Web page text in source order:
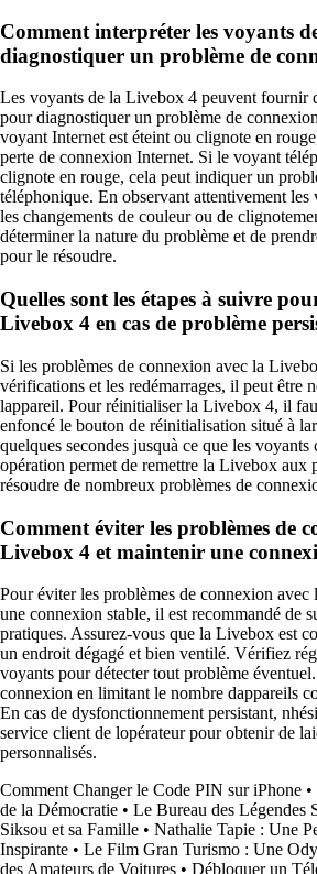
Comment interpréter les voyants
diagnostiquer un problème de
Les voyants de la Livebox 4 peuvent fournir
pour diagnostiquer un problème de
voyant Internet est éteint ou clignote en
perte de connexion Internet. Si le voyant
clignote en rouge, cela peut indiquer un
téléphonique. En observant attentivement
les changements de couleur ou de
déterminer la nature du problème et de
pour le résoudre.
Quelles sont les étapes à suivre
Livebox 4 en cas de problème
Si les problèmes de connexion avec la
vérifications et les redémarrages, il peut être
lappareil. Pour réinitialiser la Livebox 4, il
enfoncé le bouton de réinitialisation situé à
quelques secondes jusquà ce que les
opération permet de remettre la Livebox aux
résoudre de nombreux problèmes de
Comment éviter les problèmes de
Livebox 4 et maintenir une
Pour éviter les problèmes de connexion
une connexion stable, il est recommandé de
pratiques. Assurez-vous que la Livebox est
un endroit dégagé et bien ventilé. Vérifiez
voyants pour détecter tout problème
connexion en limitant le nombre dappareils
En cas de dysfonctionnement persistant,
service client de lopérateur pour obtenir de
personnalisés.
Comment Changer le Code PIN sur iPhone •
de la Démocratie • Le Bureau des Légendes
Siksou et sa Famille • Nathalie Tapie : Une
Inspirante • Le Film Gran Turismo : Une
des Amateurs de Voitures • Débloquer un